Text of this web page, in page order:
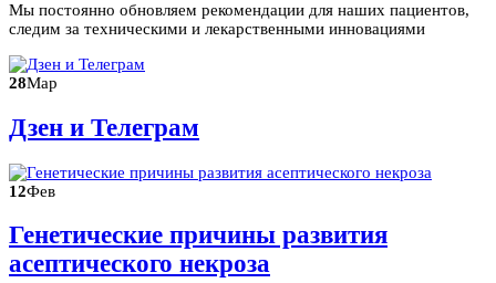
Мы постоянно обновляем рекомендации для наших пациентов,
следим за техническими и лекарственными инновациями
28Мар
Дзен и Телеграм
12Фев
Генетические причины развития
асептического некроза